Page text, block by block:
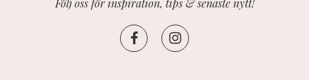
Följ oss för inspiration, tips & senaste nytt!